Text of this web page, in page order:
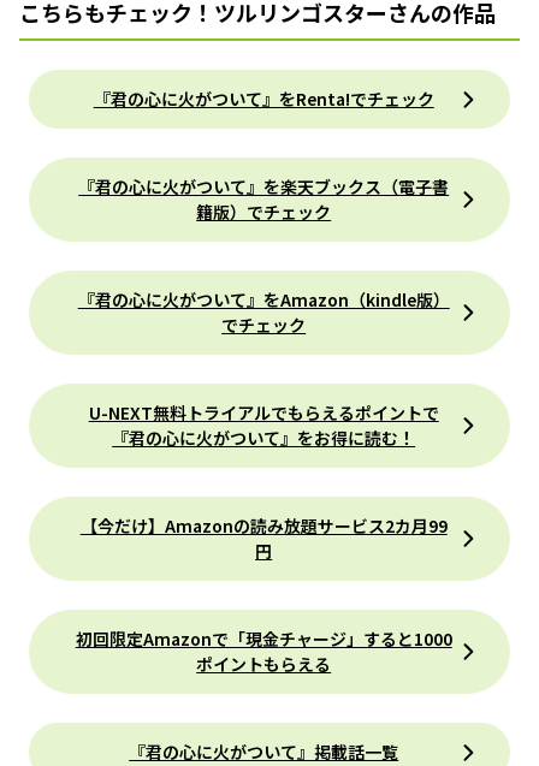
こちらもチェック！ツルリンゴスターさんの作品
『君の心に火がついて』をRenta!でチェック
『君の心に火がついて』を楽天ブックス（電子書
籍版）でチェック
『君の心に火がついて』をAmazon（kindle版）
でチェック
U-NEXT無料トライアルでもらえるポイントで
『君の心に火がついて』をお得に読む！
【今だけ】Amazonの読み放題サービス2カ月99
円
初回限定Amazonで「現金チャージ」すると1000
ポイントもらえる
『君の心に火がついて』掲載話一覧